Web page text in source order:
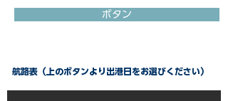
ボタン
航路表（上のボタンより出港日をお選びください）